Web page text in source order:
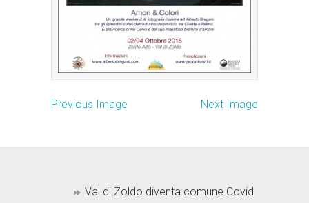
Previous Image Next Image
Val di Zoldo diventa comune Covid